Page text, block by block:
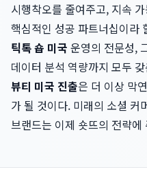
시행착오를 줄여주고, 지속
핵심적인 성공 파트너십이라
틱톡 숍 미국 운영의 전문성,
데이터 분석 역량까지 모두
뷰티 미국 진출은 더 이상 막
가 될 것이다. 미래의 소셜 커
브랜드는 이제 숏뜨의 전략에